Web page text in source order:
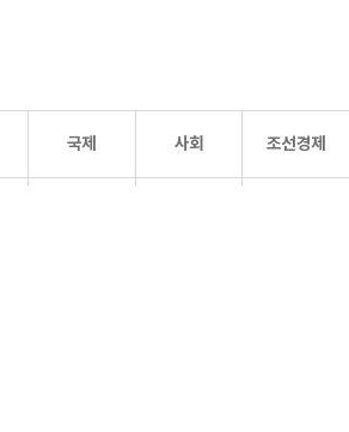
국제 사회 조선경제